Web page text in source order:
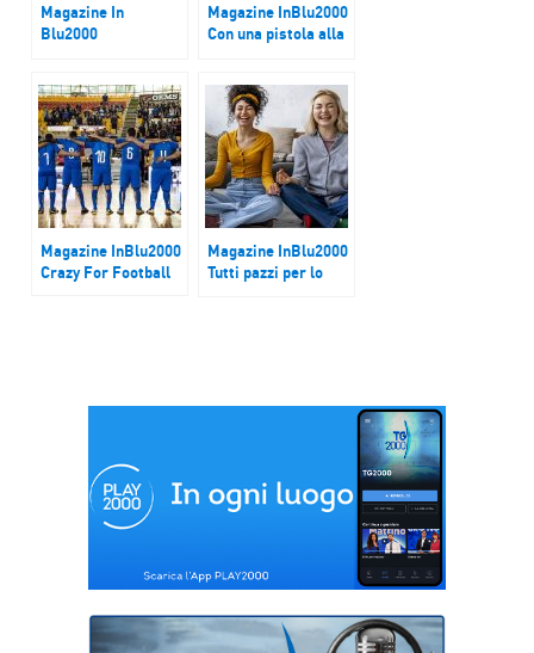
Magazine In
Blu2000
Magazine InBlu2000
Con una pistola alla
Magazine InBlu2000
Crazy For Football
Magazine InBlu2000
Tutti pazzi per lo